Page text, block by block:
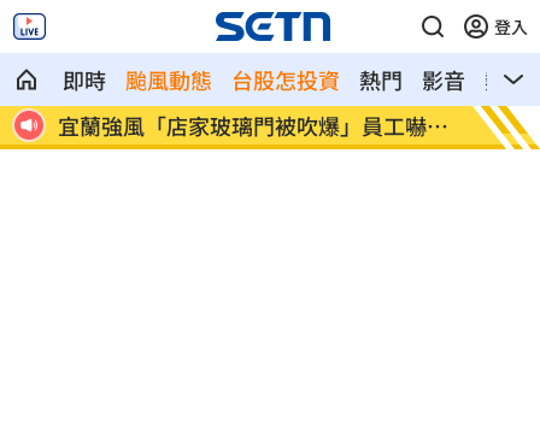
登入
即時 颱風動態 台股怎投資 熱門 影音
熱搜
抱
配合漢光！管碧玲視導平戰轉換與出港課
目
向姜
友